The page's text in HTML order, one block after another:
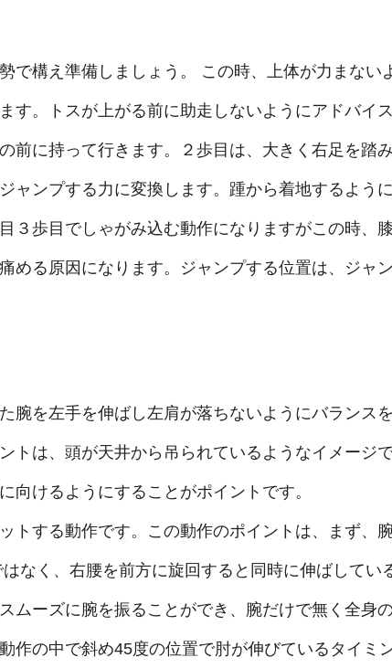
で構え準備しましょう。 この時、上体が力まない
す。トスが上がる前に助走しないようにアドバイ
前に持って行きます。２歩目は、大きく右足を踏
ャンプする力に変換します。踵から着地するよう
歩目でしゃがみ込む動作になりますがこの時、
める原因になります。ジャンプする位置は、ジャ
腕を左手を伸ばし左肩が落ちないようにバランス
は、頭が天井から吊られているようなイメージ
向けるようにすることがポイントです。
トする動作です。この動作のポイントは、まず、
なく、右腰を前方に旋回すると同時に伸ばしてい
ムーズに腕を振ることができ、腕だけで無く全身
作の中で斜め45度の位置で肘が伸びているタイミ